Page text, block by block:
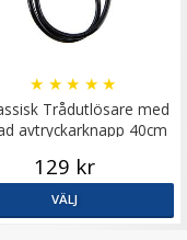
Trådutlösare med
avtryckarknapp 40cm
★ ★ ★ ★ ★
129 kr
VÄLJ